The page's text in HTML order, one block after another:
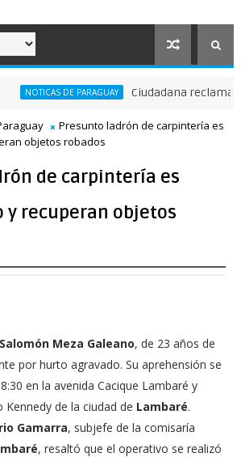
NOTICAS DE PARAGUAY Ciudadana reclama a
de la Amistad
Presunto ladrón de carpintería es
objetos robados
de carpintería es
y recuperan objetos
Meza Galeano, de 23 años de
por hurto agravado. Su aprehensión se
en la avenida Cacique Lambaré y
Kennedy de la ciudad de Lambaré.
Gamarra, subjefe de la comisaría
, resaltó que el operativo se realizó